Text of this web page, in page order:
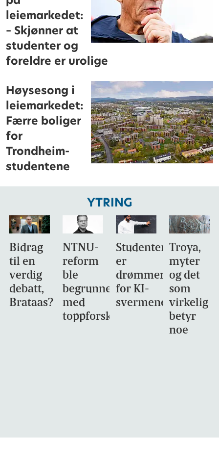
leiemarkedet:
– Skjønner at
studenter og
foreldre er urolige
Høysesong i
leiemarkedet:
Færre boliger
for
Trondheim-
studentene
YTRING
Bidrag
til en
verdig
debatt,
Brataas?
NTNU-
reform
ble
begrunnet
med
toppforskning
Studentene
er
drømmemålet
for KI-
svermene
Troya,
myter
og det
som
virkelig
betyr
noe